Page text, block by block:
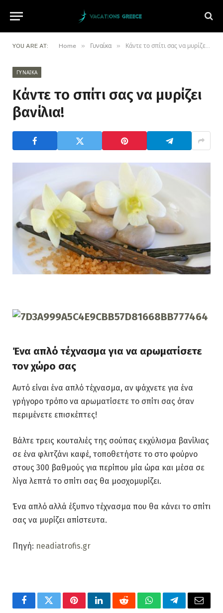
YOU ARE AT: Home » Γυναίκα » Κάντε το σπίτι σας να μυρίζει βανίλια!
ΓΥΝΑΊΚΑ
Κάντε το σπίτι σας να μυρίζει
βανίλια!
Ένα απλό τέχνασμα για να αρωματίσετε
τον χώρο σας
Αυτό είναι ένα απλό τέχνασμα, αν ψάχνετε για ένα
γρήγορο τρόπο να αρωματίσετε το σπίτι σας όταν
περιμένετε επισκέπτες!
Βάλτε τρεις κουταλιές της σούπας εκχύλισμα βανίλιας
σε ένα φλιτζάνι καφέ, τοποθετήστε το στο φούρνο
στους 300 βαθμούς για περίπου μία ώρα και μέσα σε
λίγα λεπτά το σπίτι σας θα μοσχομυρίζει.
Ένα απλό αλλά έξυπνο τέχνασμα που θα κάνει το σπίτι
σας να μυρίζει απίστευτα.
Πηγή: neadiatrofis.gr
FacebookTwitterPinterestLinkedInRedditWhatsAppTelegramEmail